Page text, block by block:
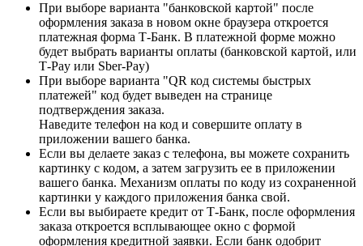
При выборе варианта "банковской картой" после
оформления заказа в новом окне браузера откроется
платежная форма Т-Банк. В платежной форме можно
будет выбрать варианты оплаты (банковской картой, или
Т-Pay или Sber-Pay)
При выборе варианта "QR код системы быстрых
платежей" код будет выведен на странице
подтверждения заказа.
Наведите телефон на код и совершите оплату в
приложении вашего банка.
Если вы делаете заказ с телефона, вы можете сохранить
картинку с кодом, а затем загрузить ее в приложении
вашего банка. Механизм оплаты по коду из сохраненной
картинки у каждого приложения банка свой.
Если вы выбираете кредит от Т-Банк, после оформления
заказа откроется всплывающее окно с формой
оформления кредитной заявки. Если банк одобрит